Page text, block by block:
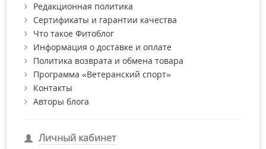
Редакционная политика
Сертификаты и гарантии качества
Что такое Фитоблог
Информация о доставке и оплате
Политика возврата и обмена товара
Программа «Ветеранский спорт»
Контакты
Авторы блога
Личный кабинет